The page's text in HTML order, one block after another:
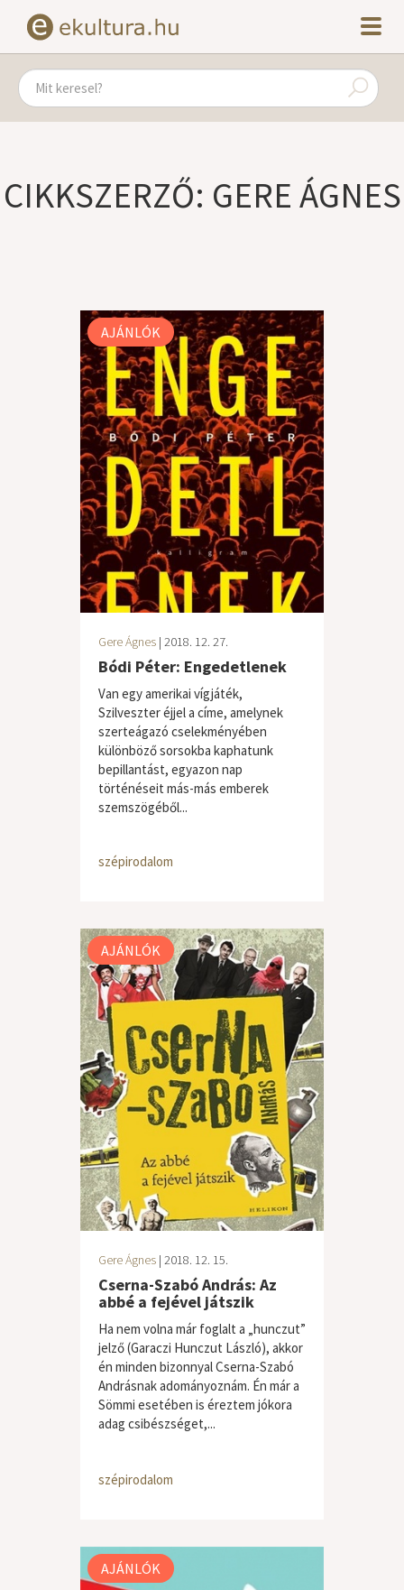
CIKKSZERZŐ: GERE ÁGNES
AJÁNLÓK
Gere Ágnes | 2018. 12. 27.
Bódi Péter: Engedetlenek
Van egy amerikai vígjáték,
Szilveszter éjjel a címe, amelynek
szerteágazó cselekményében
különböző sorsokba kaphatunk
bepillantást, egyazon nap
történéseit más-más emberek
szemszögéből...
szépirodalom
AJÁNLÓK
Gere Ágnes | 2018. 12. 15.
Cserna-Szabó András: Az
abbé a fejével játszik
Ha nem volna már foglalt a „hunczut”
jelző (Garaczi Hunczut László), akkor
én minden bizonnyal Cserna-Szabó
Andrásnak adományoznám. Én már a
Sömmi esetében is éreztem jókora
adag csibészséget,...
szépirodalom
AJÁNLÓK